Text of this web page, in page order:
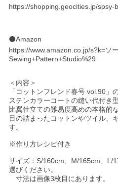
https://shopping.geocities.jp/spsy-
⚫️Amazon
https://www.amazon.co.jp/s?k=ソ
Sewing+Pattern+Studio%29
＜内容＞
「コットンフレンド春号 vol.90」
ステンカラーコートの縫い代付き
比翼仕立ての難易度高めの本格的
目の詰まったコットンやツイル、
す。
※作り方レシピ付き
サイズ：S/160cm、M/165cm、L/
選びください。
寸法は画像3枚目にあります。